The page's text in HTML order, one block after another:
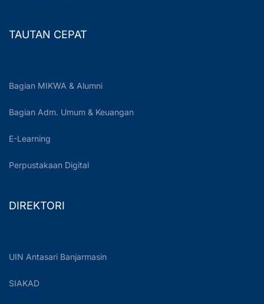
TAUTAN CEPAT
Bagian MIKWA & Alumni
Bagian Adm. Umum & Keuangan
E-Learning
Perpustakaan Digital
DIREKTORI
UIN Antasari Banjarmasin
SIAKAD